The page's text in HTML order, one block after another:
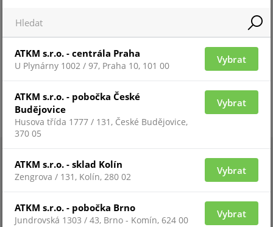
ATKM s.r.o. - centrála Praha
U Plynárny 1002 / 97, Praha 10, 101 00
Vybrat
ATKM s.r.o. - pobočka České
Budějovice
Husova třída 1777 / 131, České Budějovice,
370 05
Vybrat
ATKM s.r.o. - sklad Kolín
Zengrova / 131, Kolín, 280 02
Vybrat
ATKM s.r.o. - pobočka Brno
Jundrovská 1303 / 43, Brno - Komín, 624 00
Vybrat